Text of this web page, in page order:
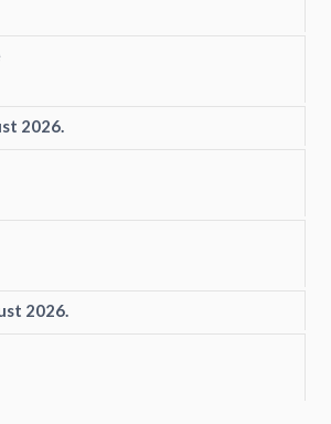
2026.
2026.